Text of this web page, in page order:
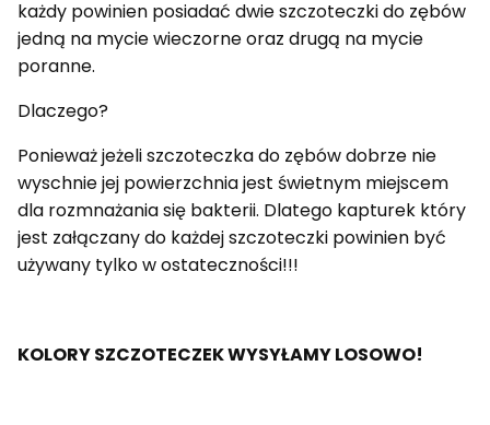
każdy powinien posiadać dwie szczoteczki do zębów
jedną na mycie wieczorne oraz drugą na mycie
poranne.
Dlaczego?
Ponieważ jeżeli szczoteczka do zębów dobrze nie
wyschnie jej powierzchnia jest świetnym miejscem
dla rozmnażania się bakterii. Dlatego kapturek który
jest załączany do każdej szczoteczki powinien być
używany tylko w ostateczności!!!
KOLORY SZCZOTECZEK WYSYŁAMY LOSOWO!